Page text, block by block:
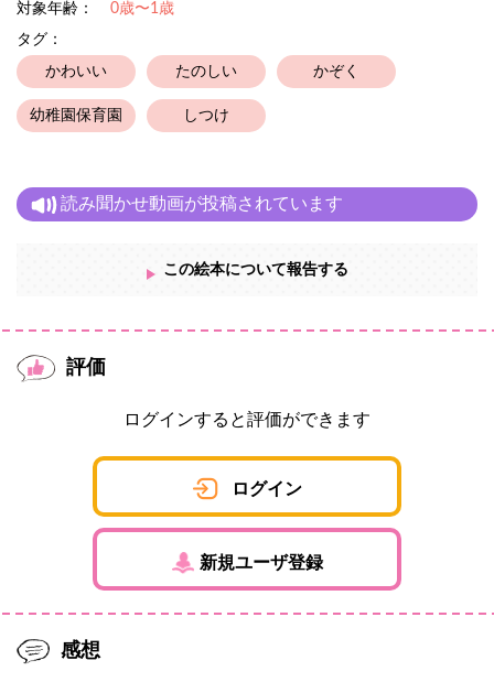
対象年齢：
0歳〜1歳
タグ：
かわいい たのしい かぞく
幼稚園保育園 しつけ
読み聞かせ動画が投稿されています
この絵本について報告する
評価
ログインすると評価ができます
ログイン
新規ユーザ登録
感想